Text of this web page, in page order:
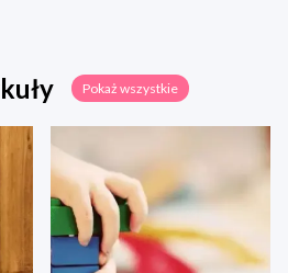
Pokaż wszystkie